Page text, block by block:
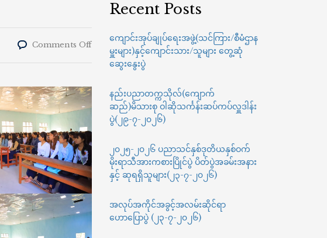
Comments Offon
Credit
System
(၃.၁၂.၂၀၂၅)
Recent Posts
ကျောင်းအုပ်ချုပ်ရေးအဖွဲ့(သင်ကြား/စီမံဌာန
မှူးများ)နှင့်ကျောင်းသား/သူများ တွေ့ဆုံ
ဆွေးနွေးပွဲ
နည်းပညာတက္ကသိုလ်(ကျောက်
ဆည်)မိသားစု ဝါဆိုသင်္ကန်းဆပ်ကပ်လှူဒါန်း
ပွဲ(၂၉-၇-၂၀၂၆)
၂၀၂၅-၂၀၂၆ ပညာသင်နှစ်ဒုတိယနှစ်ဝက်
မိုးရာသီအားကစားပြိုင်ပွဲ ပိတ်ပွဲအခမ်းအနား
နှင့် ဆုရရှိသူများ(၂၃-၇-၂၀၂၆)
အလုပ်အကိုင်အခွင့်အလမ်းဆိုင်ရာ
ဟောပြောပွဲ (၂၃-၇-၂၀၂၆)